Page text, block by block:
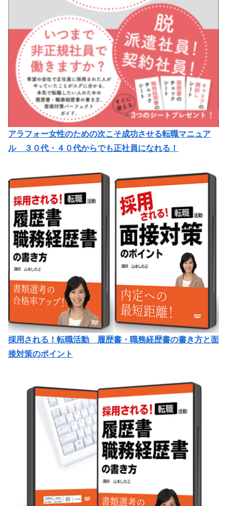
アラフォー女性のための次こそ成功させる転職マニュア
ル ３０代・４０代からでも正社員になれる！
採用される！転職活動 履歴書・職務経歴書の書き方と面
接対策のポイント